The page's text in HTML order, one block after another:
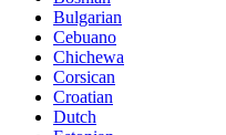
Bulgarian
Cebuano
Chichewa
Corsican
Croatian
Dutch